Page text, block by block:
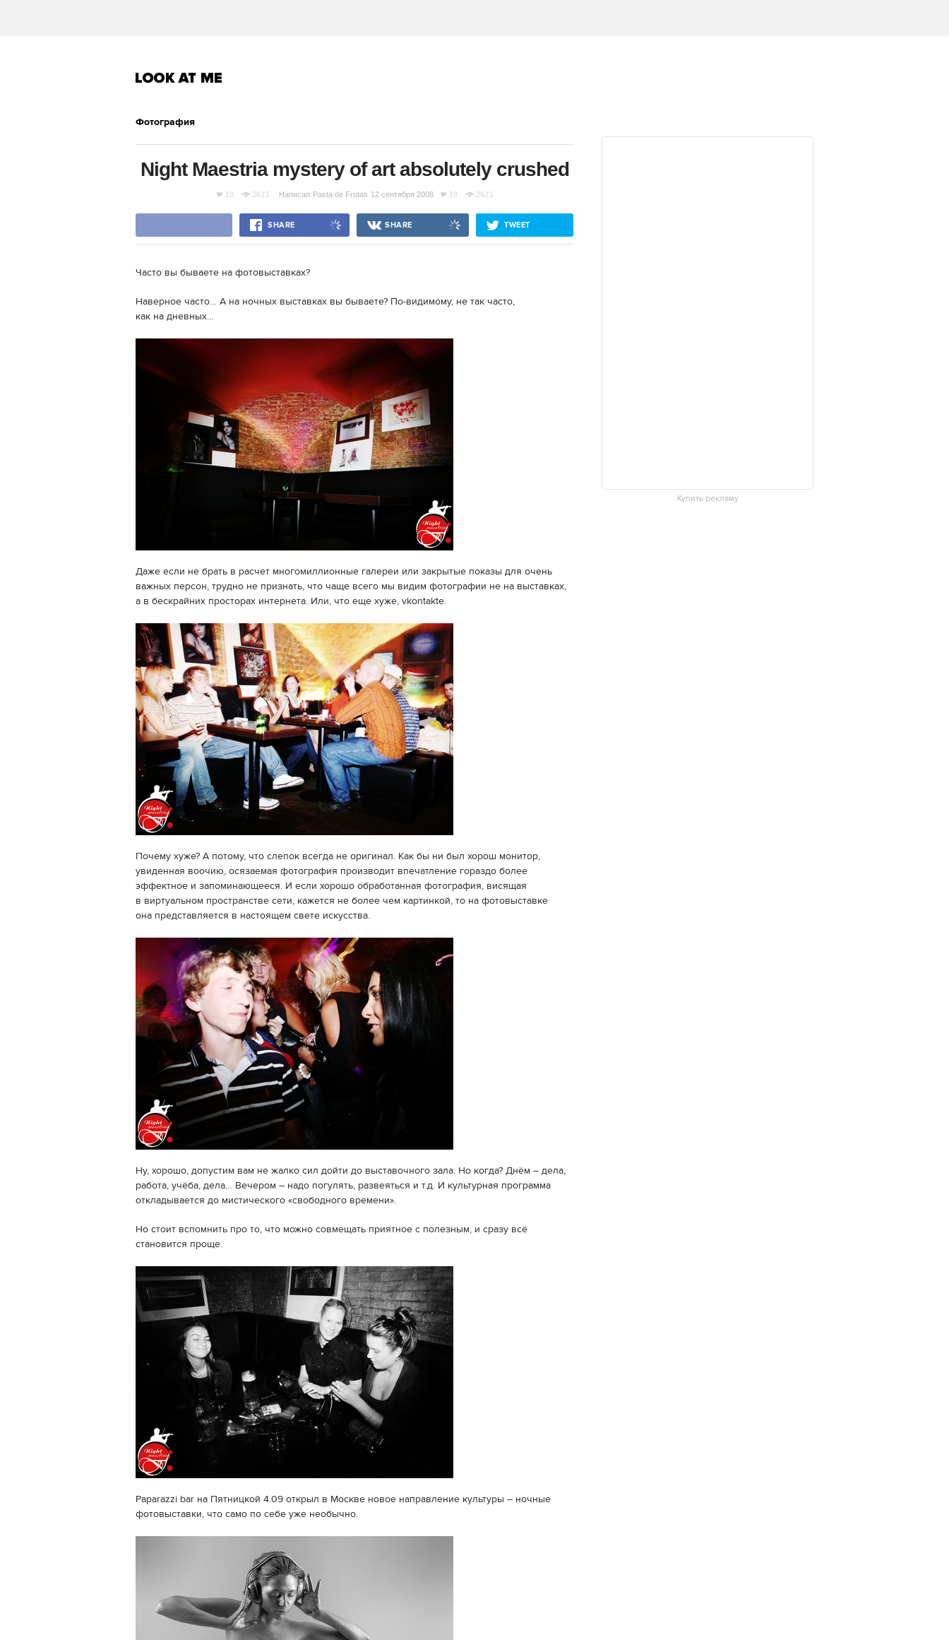
Фотография
Night Maestria mystery of art absolutely crushed
19 2623 Написал Pasta de Frutas 12 сентября 2008 19 2623
SHARE SHARE TWEET
Часто вы бываете на фотовыставках?
Наверное часто… А на ночных выставках вы бываете? По-видимому, не так часто,
как на дневных…
Даже если не брать в расчет многомиллионные галереи или закрытые показы для очень
важных персон, трудно не признать, что чаще всего мы видим фотографии не на выставках,
а в бескрайних просторах интернета. Или, что еще хуже, vkontakte.
Почему хуже? А потому, что слепок всегда не оригинал. Как бы ни был хорош монитор,
увиденная воочию, осязаемая фотография производит впечатление гораздо более
эффектное и запоминающееся. И если хорошо обработанная фотография, висящая
в виртуальном пространстве сети, кажется не более чем картинкой, то на фотовыставке
она представляется в настоящем свете искусства.
Ну, хорошо, допустим вам не жалко сил дойти до выставочного зала. Но когда? Днём – дела,
работа, учёба, дела… Вечером – надо погулять, развеяться и т.д. И культурная программа
откладывается до мистического «свободного времени».
Но стоит вспомнить про то, что можно совмещать приятное с полезным, и сразу всё
становится проще.
Paparazzi bar на Пятницкой 4.09 открыл в Москве новое направление культуры – ночные
фотовыставки, что само по себе уже необычно.
Купить рекламу